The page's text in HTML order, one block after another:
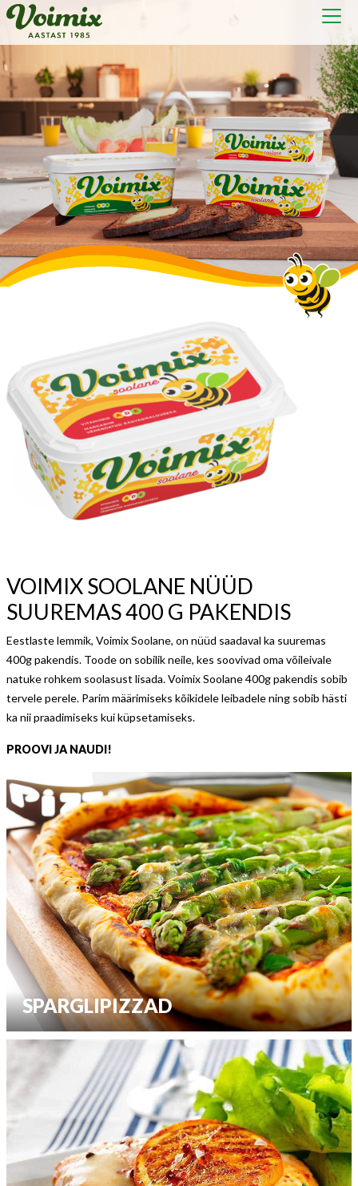
VOIMIX SOOLANE NÜÜD
SUUREMAS 400 G PAKENDIS
Eestlaste lemmik, Voimix Soolane, on nüüd saadaval ka suuremas
400g pakendis. Toode on sobilik neile, kes soovivad oma võileivale
natuke rohkem soolasust lisada. Voimix Soolane 400g pakendis sobib
tervele perele. Parim määrimiseks kõikidele leibadele ning sobib hästi
ka nii praadimiseks kui küpsetamiseks.
PROOVI JA NAUDI!
SPARGLIPIZZAD